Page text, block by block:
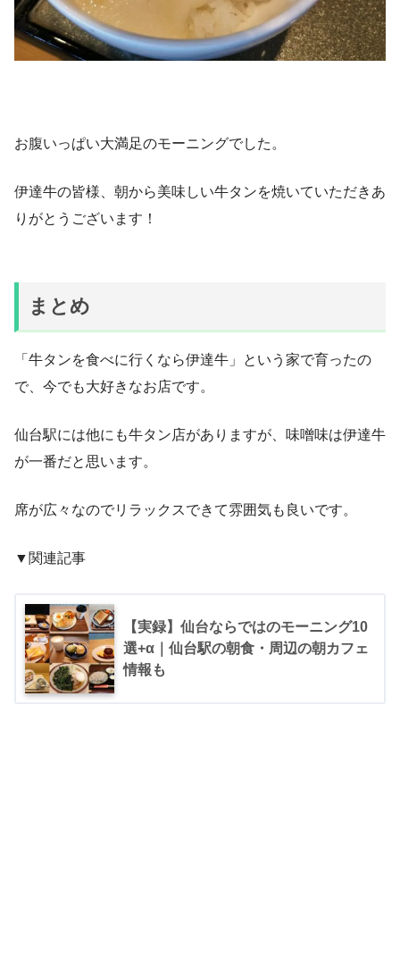
お腹いっぱい大満足のモーニングでした。
伊達牛の皆様、朝から美味しい牛タンを焼いていただきあ
りがとうございます！
まとめ
「牛タンを食べに行くなら伊達牛」という家で育ったの
で、今でも大好きなお店です。
仙台駅には他にも牛タン店がありますが、味噌味は伊達牛
が一番だと思います。
席が広々なのでリラックスできて雰囲気も良いです。
▼関連記事
【実録】仙台ならではのモーニング10
選+α｜仙台駅の朝食・周辺の朝カフェ
情報も